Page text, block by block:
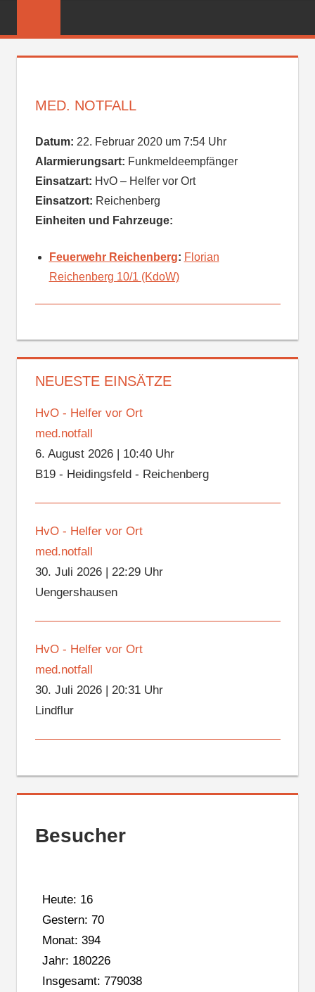
FEUERWEHR
MED. NOTFALL
Datum: 22. Februar 2020 um 7:54 Uhr
Alarmierungsart: Funkmeldeempfänger
Einsatzart: HvO – Helfer vor Ort
Einsatzort: Reichenberg
Einheiten und Fahrzeuge:
Feuerwehr Reichenberg: Florian
Reichenberg 10/1 (KdoW)
NEUESTE EINSÄTZE
HvO - Helfer vor Ort
med.notfall
6. August 2026| 10:40 Uhr
B19 - Heidingsfeld - Reichenberg
HvO - Helfer vor Ort
med.notfall
30. Juli 2026| 22:29 Uhr
Uengershausen
HvO - Helfer vor Ort
med.notfall
30. Juli 2026| 20:31 Uhr
Lindflur
Besucher
Heute: 16
Gestern: 70
Monat: 394
Jahr: 180226
Insgesamt: 779038